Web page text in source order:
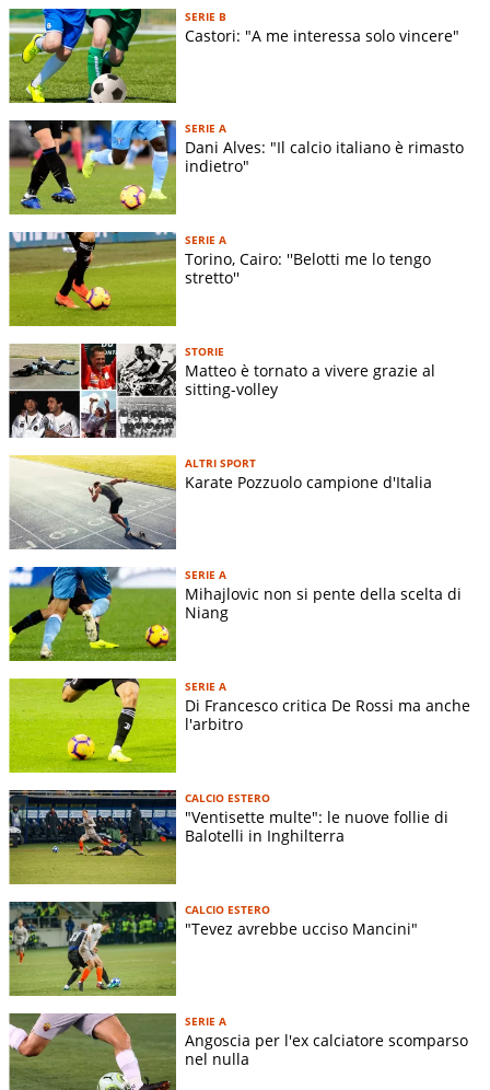
SERIE B
Castori: "A me interessa solo vincere"
SERIE A
Dani Alves: "Il calcio italiano è rimasto
indietro"
SERIE A
Torino, Cairo: ''Belotti me lo tengo
stretto''
STORIE
Matteo è tornato a vivere grazie al
sitting-volley
ALTRI SPORT
Karate Pozzuolo campione d'Italia
SERIE A
Mihajlovic non si pente della scelta di
Niang
SERIE A
Di Francesco critica De Rossi ma anche
l'arbitro
CALCIO ESTERO
"Ventisette multe": le nuove follie di
Balotelli in Inghilterra
CALCIO ESTERO
"Tevez avrebbe ucciso Mancini"
SERIE A
Angoscia per l'ex calciatore scomparso
nel nulla